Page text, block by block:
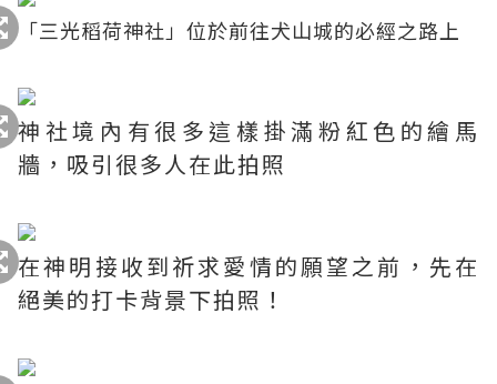
「三光稻荷神社」位於前往犬山城的必經之路上
神社境內有很多這樣掛滿粉紅色的繪馬
牆，吸引很多人在此拍照
在神明接收到祈求愛情的願望之前，先在
絕美的打卡背景下拍照！